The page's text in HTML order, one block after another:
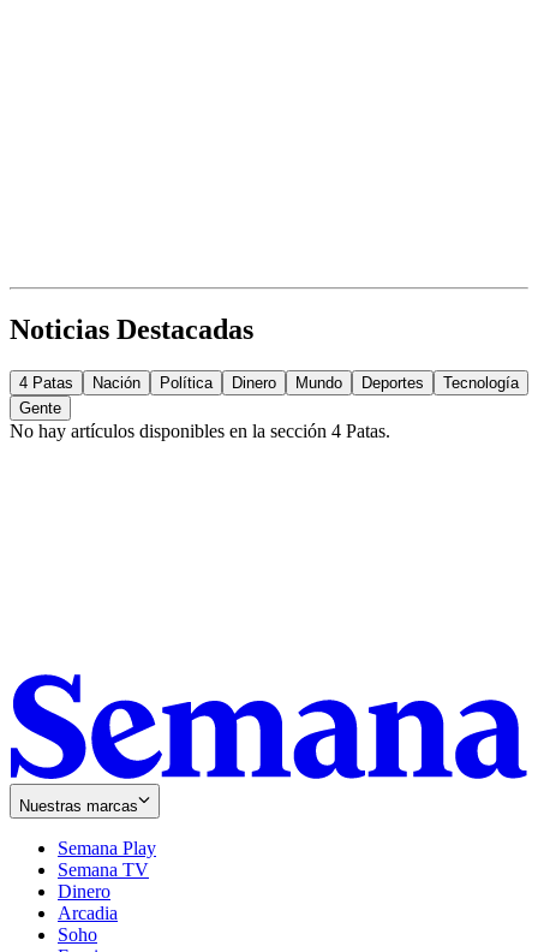
Noticias Destacadas
4 Patas Nación Política Dinero Mundo Deportes
Tecnología
Gente
No hay artículos disponibles en la sección 4 Patas.
Nuestras marcas
Semana Play
Semana TV
Dinero
Arcadia
Soho